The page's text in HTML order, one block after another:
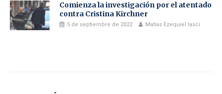
Comienza la investigación por el atentado
contra Cristina Kirchner
5 de septiembre de 2022 Matías Ezequiel Iasci